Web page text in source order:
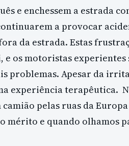
e enchessem a estrada
a provocar
da estrada. Estas
e os motoristas
problemas. Apesar da
experiência terapêutica.
pelas ruas da
mérito e quando olhamos